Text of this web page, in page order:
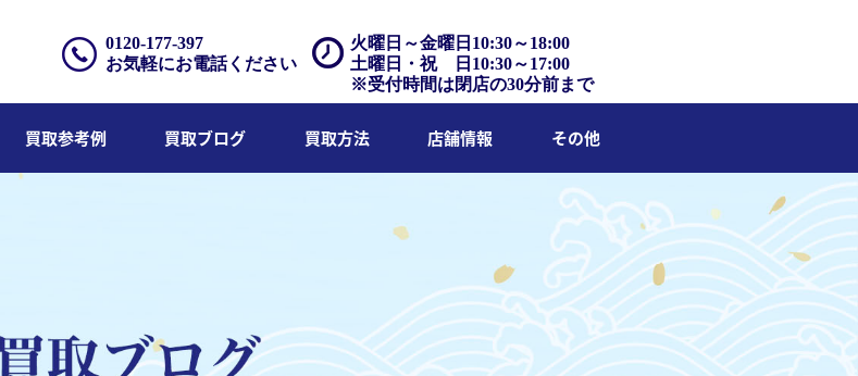
火曜日～金曜日10:30～18:00
土曜日・祝 日10:30～17:00
※受付時間は閉店の30分前まで
0120-177-397
お気軽にお電話ください
買取参考例 買取ブログ 買取方法 店舗情報 その他